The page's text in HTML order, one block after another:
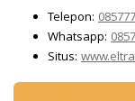
Telepon:
Whatsapp:
Situs: